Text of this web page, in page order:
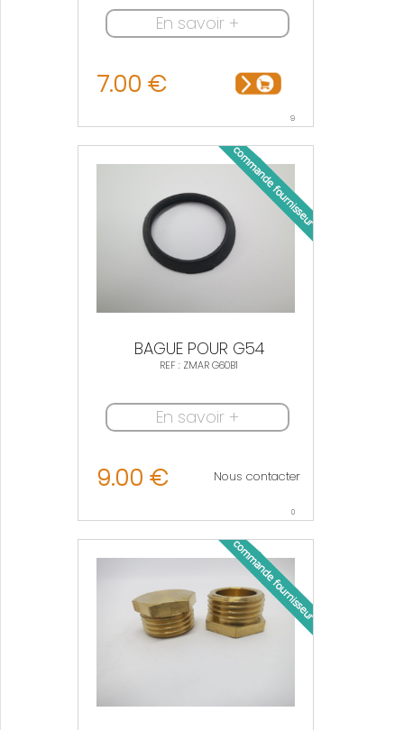
En savoir +
7.00 €
9
BAGUE POUR G54
REF : ZMAR G60B1
En savoir +
9.00 € Nous contacter
0